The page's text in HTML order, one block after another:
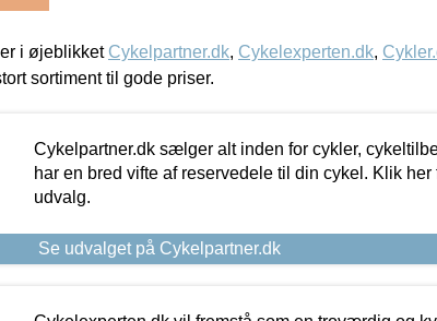
i øjeblikket Cykelpartner.dk, Cykelexperten.dk,
sortiment til gode priser.
Cykelpartner.dk sælger alt inden for cykler,
har en bred vifte af reservedele til din cykel. Klik her
udvalg.
Se udvalget på Cykelpartner.dk